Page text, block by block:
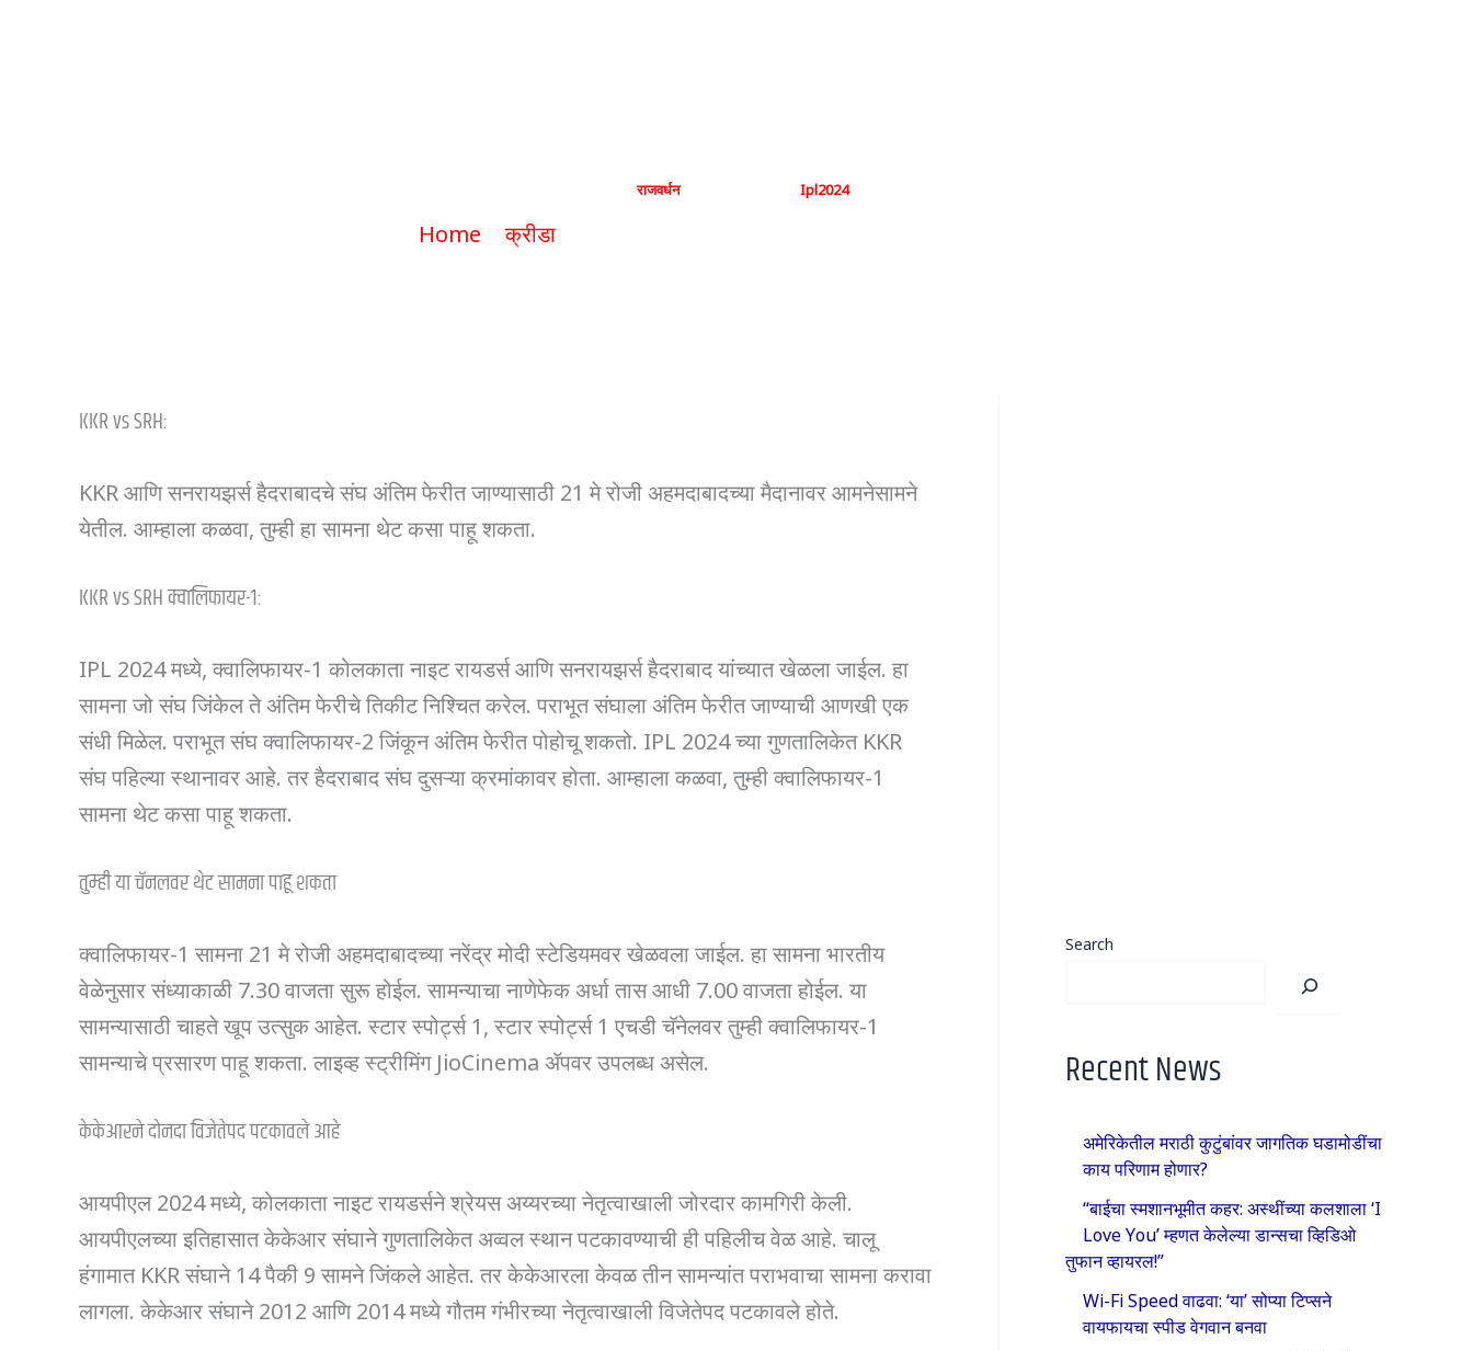
Byराजवर्धन Ipl2024
Home क्रीडा
KKR vs SRH:
KKR आणि सनरायझर्स हैदराबादचे संघ अंतिम फेरीत जाण्यासाठी 21 मे रोजी अहमदाबादच्या मैदानावर आमनेसामने
येतील. आम्हाला कळवा, तुम्ही हा सामना थेट कसा पाहू शकता.
KKR vs SRH क्वालिफायर-1:
IPL 2024 मध्ये, क्वालिफायर-1 कोलकाता नाइट रायडर्स आणि सनरायझर्स हैदराबाद यांच्यात खेळला जाईल. हा
सामना जो संघ जिंकेल ते अंतिम फेरीचे तिकीट निश्चित करेल. पराभूत संघाला अंतिम फेरीत जाण्याची आणखी एक
संधी मिळेल. पराभूत संघ क्वालिफायर-2 जिंकून अंतिम फेरीत पोहोचू शकतो. IPL 2024 च्या गुणतालिकेत KKR
संघ पहिल्या स्थानावर आहे. तर हैदराबाद संघ दुसऱ्या क्रमांकावर होता. आम्हाला कळवा, तुम्ही क्वालिफायर-1
सामना थेट कसा पाहू शकता.
तुम्ही या चॅनलवर थेट सामना पाहू शकता
क्वालिफायर-1 सामना 21 मे रोजी अहमदाबादच्या नरेंद्र मोदी स्टेडियमवर खेळवला जाईल. हा सामना भारतीय
वेळेनुसार संध्याकाळी 7.30 वाजता सुरू होईल. सामन्याचा नाणेफेक अर्धा तास आधी 7.00 वाजता होईल. या
सामन्यासाठी चाहते खूप उत्सुक आहेत. स्टार स्पोर्ट्स 1, स्टार स्पोर्ट्स 1 एचडी चॅनेलवर तुम्ही क्वालिफायर-1
सामन्याचे प्रसारण पाहू शकता. लाइव्ह स्ट्रीमिंग JioCinema ॲपवर उपलब्ध असेल.
केकेआरने दोनदा विजेतेपद पटकावले आहे
आयपीएल 2024 मध्ये, कोलकाता नाइट रायडर्सने श्रेयस अय्यरच्या नेतृत्वाखाली जोरदार कामगिरी केली.
आयपीएलच्या इतिहासात केकेआर संघाने गुणतालिकेत अव्वल स्थान पटकावण्याची ही पहिलीच वेळ आहे. चालू
हंगामात KKR संघाने 14 पैकी 9 सामने जिंकले आहेत. तर केकेआरला केवळ तीन सामन्यांत पराभवाचा सामना करावा
लागला. केकेआर संघाने 2012 आणि 2014 मध्ये गौतम गंभीरच्या नेतृत्वाखाली विजेतेपद पटकावले होते.
Search
Recent News
अमेरिकेतील मराठी कुटुंबांवर जागतिक घडामोडींचा
काय परिणाम होणार?
“बाईचा स्मशानभूमीत कहर: अस्थींच्या कलशाला ‘I
Love You’ म्हणत केलेल्या डान्सचा व्हिडिओ
तुफान व्हायरल!”
Wi-Fi Speed वाढवा: ‘या’ सोप्या टिप्सने
वायफायचा स्पीड वेगवान बनवा